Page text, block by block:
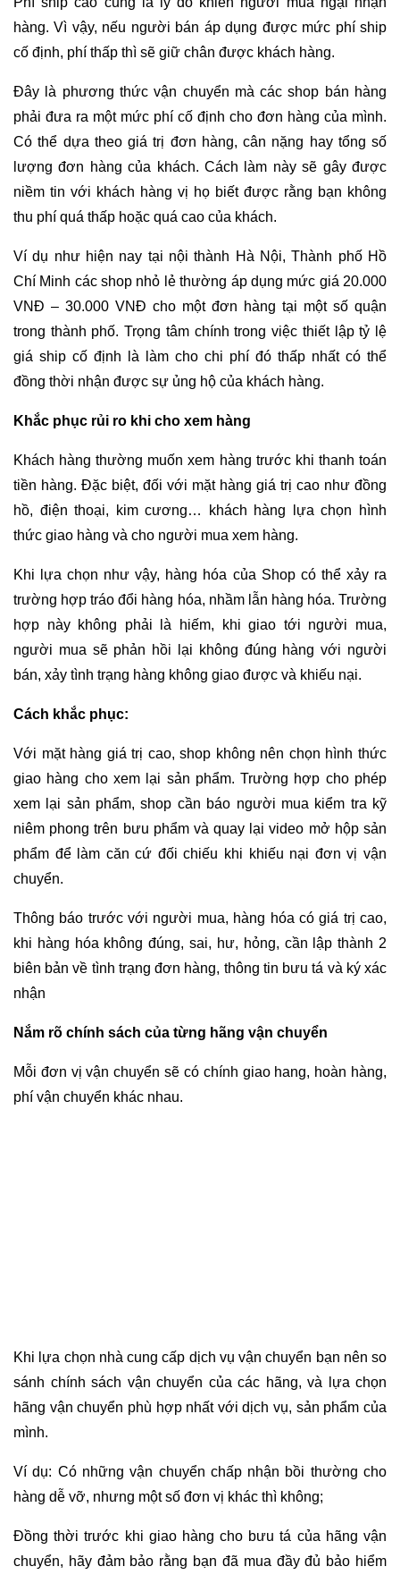
hàng. Vì vậy, nếu người bán áp dụng được mức phí ship
cố định, phí thấp thì sẽ giữ chân được khách hàng.
Đây là phương thức vận chuyển mà các shop bán hàng
phải đưa ra một mức phí cố định cho đơn hàng của mình.
Có thể dựa theo giá trị đơn hàng, cân nặng hay tổng số
lượng đơn hàng của khách. Cách làm này sẽ gây được
niềm tin với khách hàng vị họ biết được rằng bạn không
thu phí quá thấp hoặc quá cao của khách.
Ví dụ như hiện nay tại nội thành Hà Nội, Thành phố Hồ
Chí Minh các shop nhỏ lẻ thường áp dụng mức giá 20.000
VNĐ – 30.000 VNĐ cho một đơn hàng tại một số quận
trong thành phố. Trọng tâm chính trong việc thiết lập tỷ lệ
giá ship cố định là làm cho chi phí đó thấp nhất có thể
đồng thời nhận được sự ủng hộ của khách hàng.
Khắc phục rủi ro khi cho xem hàng
Khách hàng thường muốn xem hàng trước khi thanh toán
tiền hàng. Đặc biệt, đối với mặt hàng giá trị cao như đồng
hồ, điện thoại, kim cương… khách hàng lựa chọn hình
thức giao hàng và cho người mua xem hàng.
Khi lựa chọn như vậy, hàng hóa của Shop có thể xảy ra
trường hợp tráo đổi hàng hóa, nhầm lẫn hàng hóa. Trường
hợp này không phải là hiếm, khi giao tới người mua,
người mua sẽ phản hồi lại không đúng hàng với người
bán, xảy tình trạng hàng không giao được và khiếu nại.
Cách khắc phục:
Với mặt hàng giá trị cao, shop không nên chọn hình thức
giao hàng cho xem lại sản phẩm. Trường hợp cho phép
xem lại sản phẩm, shop cần báo người mua kiểm tra kỹ
niêm phong trên bưu phẩm và quay lại video mở hộp sản
phẩm để làm căn cứ đối chiếu khi khiếu nại đơn vị vận
chuyển.
Thông báo trước với người mua, hàng hóa có giá trị cao,
khi hàng hóa không đúng, sai, hư, hỏng, cần lập thành 2
biên bản về tình trạng đơn hàng, thông tin bưu tá và ký xác
nhận
Nắm rõ chính sách của từng hãng vận chuyển
Mỗi đơn vị vận chuyển sẽ có chính giao hang, hoàn hàng,
phí vận chuyển khác nhau.
Khi lựa chọn nhà cung cấp dịch vụ vận chuyển bạn nên so
sánh chính sách vận chuyển của các hãng, và lựa chọn
hãng vận chuyển phù hợp nhất với dịch vụ, sản phẩm của
mình.
Ví dụ: Có những vận chuyển chấp nhận bồi thường cho
hàng dễ vỡ, nhưng một số đơn vị khác thì không;
Đồng thời trước khi giao hàng cho bưu tá của hãng vận
chuyển, hãy đảm bảo rằng bạn đã mua đầy đủ bảo hiểm